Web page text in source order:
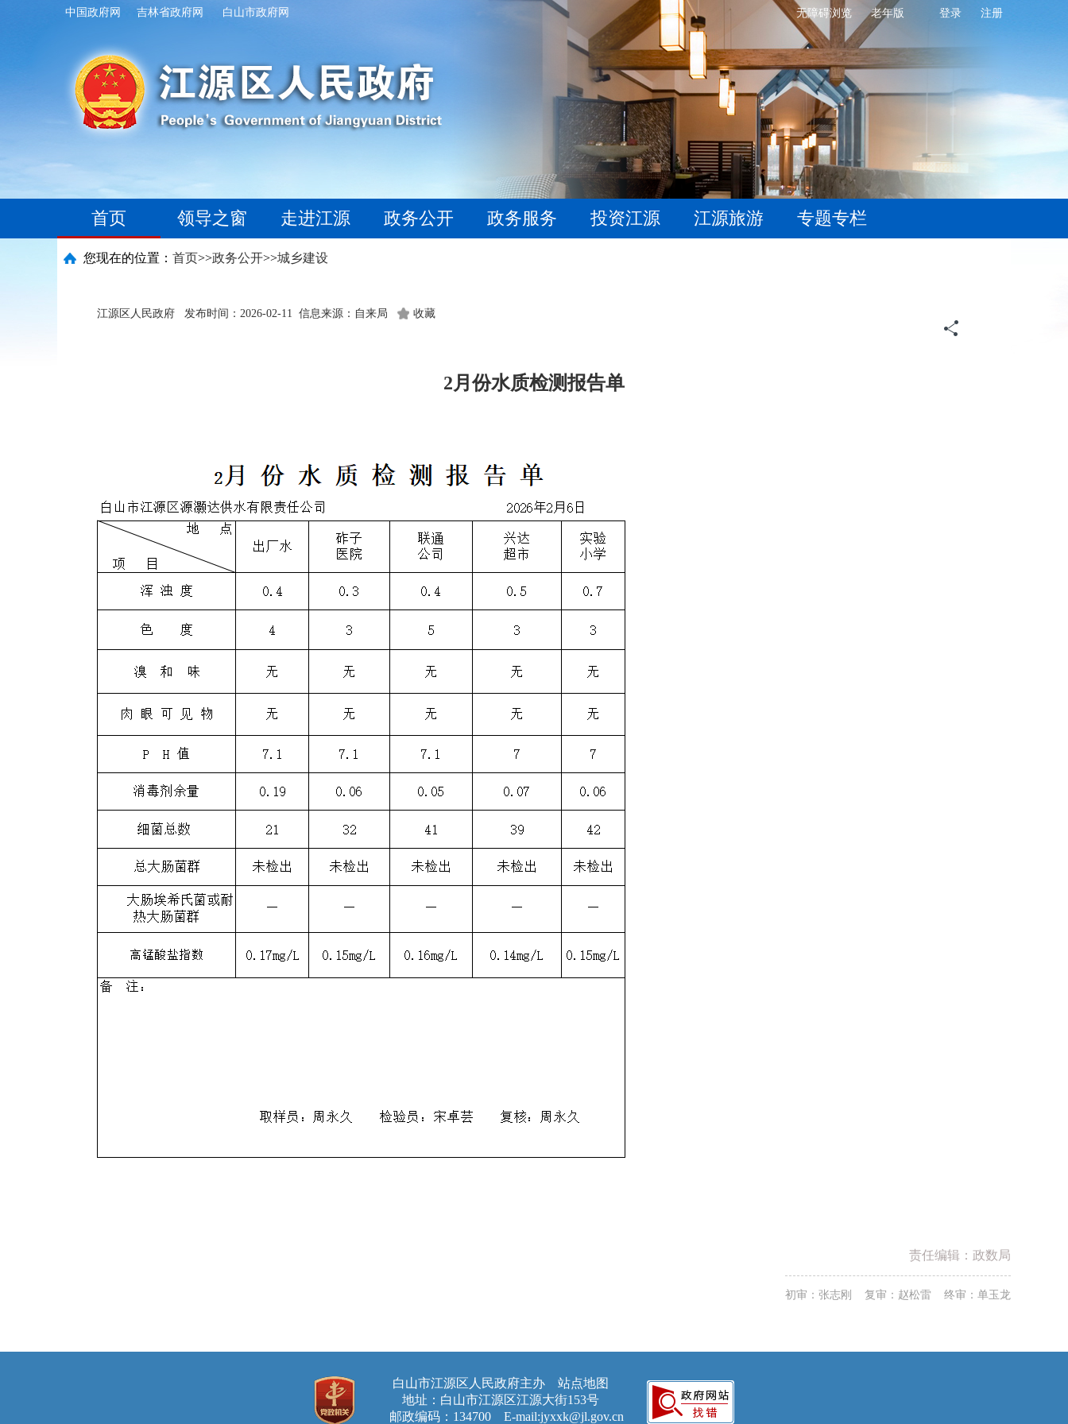
中国政府网 吉林省政府网 白山市政府网 无障碍浏览 老年版 登录 注册
首页 领导之窗 走进江源 政务公开 政务服务 投资江源 江源旅游 专题专栏
您现在的位置： 首页>>政务公开>>城乡建设
江源区人民政府 发布时间：2026-02-11 信息来源：自来局 收藏
2月份水质检测报告单
责任编辑：政数局
初审：张志刚 复审：赵松雷 终审：单玉龙
白山市江源区人民政府主办 站点地图
地址：白山市江源区江源大街153号
邮政编码：134700 E-mail:jyxxk@jl.gov.cn